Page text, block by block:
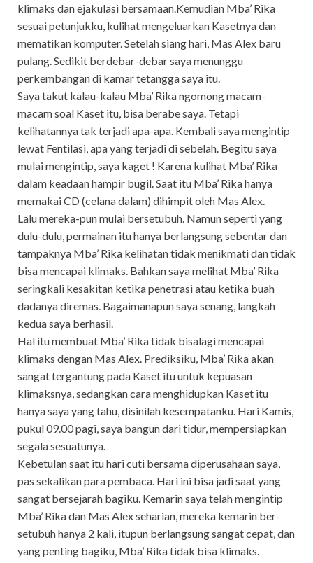
klimaks dan ejakulasi bersamaan.Kemudian Mba’ Rika
sesuai petunjukku, kulihat mengeluarkan Kasetnya dan
mematikan komputer. Setelah siang hari, Mas Alex baru
pulang. Sedikit berdebar-debar saya menunggu
perkembangan di kamar tetangga saya itu.
Saya takut kalau-kalau Mba’ Rika ngomong macam-
macam soal Kaset itu, bisa berabe saya. Tetapi
kelihatannya tak terjadi apa-apa. Kembali saya mengintip
lewat Fentilasi, apa yang terjadi di sebelah. Begitu saya
mulai mengintip, saya kaget ! Karena kulihat Mba’ Rika
dalam keadaan hampir bugil. Saat itu Mba’ Rika hanya
memakai CD (celana dalam) dihimpit oleh Mas Alex.
Lalu mereka-pun mulai bersetubuh. Namun seperti yang
dulu-dulu, permainan itu hanya berlangsung sebentar dan
tampaknya Mba’ Rika kelihatan tidak menikmati dan tidak
bisa mencapai klimaks. Bahkan saya melihat Mba’ Rika
seringkali kesakitan ketika penetrasi atau ketika buah
dadanya diremas. Bagaimanapun saya senang, langkah
kedua saya berhasil.
Hal itu membuat Mba’ Rika tidak bisalagi mencapai
klimaks dengan Mas Alex. Prediksiku, Mba’ Rika akan
sangat tergantung pada Kaset itu untuk kepuasan
klimaksnya, sedangkan cara menghidupkan Kaset itu
hanya saya yang tahu, disinilah kesempatanku. Hari Kamis,
pukul 09.00 pagi, saya bangun dari tidur, mempersiapkan
segala sesuatunya.
Kebetulan saat itu hari cuti bersama diperusahaan saya,
pas sekalikan para pembaca. Hari ini bisa jadi saat yang
sangat bersejarah bagiku. Kemarin saya telah mengintip
Mba’ Rika dan Mas Alex seharian, mereka kemarin ber-
setubuh hanya 2 kali, itupun berlangsung sangat cepat, dan
yang penting bagiku, Mba’ Rika tidak bisa klimaks.